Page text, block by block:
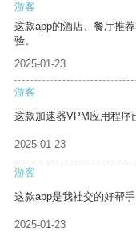
游客
这款app的酒店、餐厅推
验。
2025-01-23
游客
这款加速器VPM应用程序
2025-01-23
游客
这款app是我社交的好帮
2025-01-23